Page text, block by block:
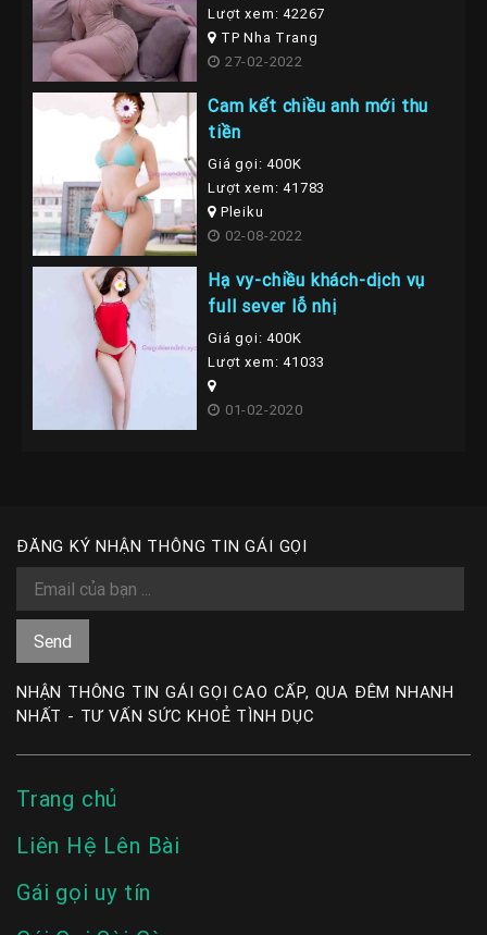
Lượt xem: 42267
TP Nha Trang
27-02-2022
Cam kết chiều anh mới thu
tiền
Giá gọi: 400K
Lượt xem: 41783
Pleiku
02-08-2022
Hạ vy-chiều khách-dịch vụ
full sever lỗ nhị
Giá gọi: 400K
Lượt xem: 41033
01-02-2020
ĐĂNG KÝ NHẬN THÔNG TIN GÁI GỌI
NHẬN THÔNG TIN GÁI GỌI CAO CẤP, QUA ĐÊM NHANH
NHẤT - TƯ VẤN SỨC KHOẺ TÌNH DỤC
Trang chủ
Liên Hệ Lên Bài
Gái gọi uy tín